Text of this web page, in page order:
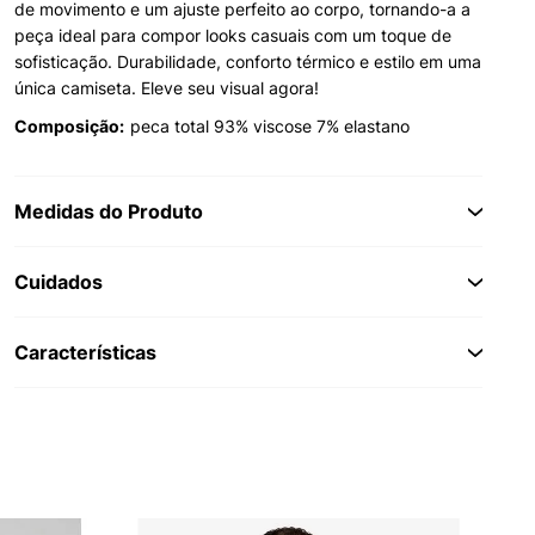
de movimento e um ajuste perfeito ao corpo, tornando-a a
peça ideal para compor looks casuais com um toque de
sofisticação. Durabilidade, conforto térmico e estilo em uma
única camiseta. Eleve seu visual agora!
Composição: peca total 93% viscose 7% elastano
Medidas do Produto
Cuidados
Características